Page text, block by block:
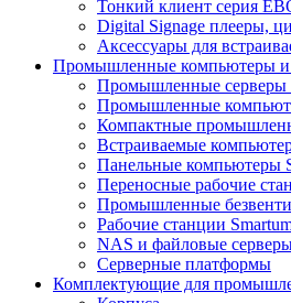
Тонкий клиент серия
Digital Signage плееры,
Аксессуары для
Промышленные компьютеры и
Промышленные серверы
Промышленные
Компактные
Встраиваемые
Панельные компьютеры
Переносные рабочие
Промышленные
Рабочие станции
NAS и файловые
Серверные платформы
Комплектующие для